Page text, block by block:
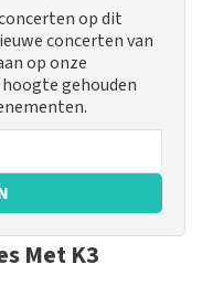
op dit
concerten van
op onze
gehouden
Met K3